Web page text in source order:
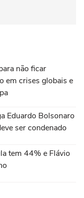
não ficar
em crises globais e
Eduardo Bolsonaro
ser condenado
tem 44% e Flávio